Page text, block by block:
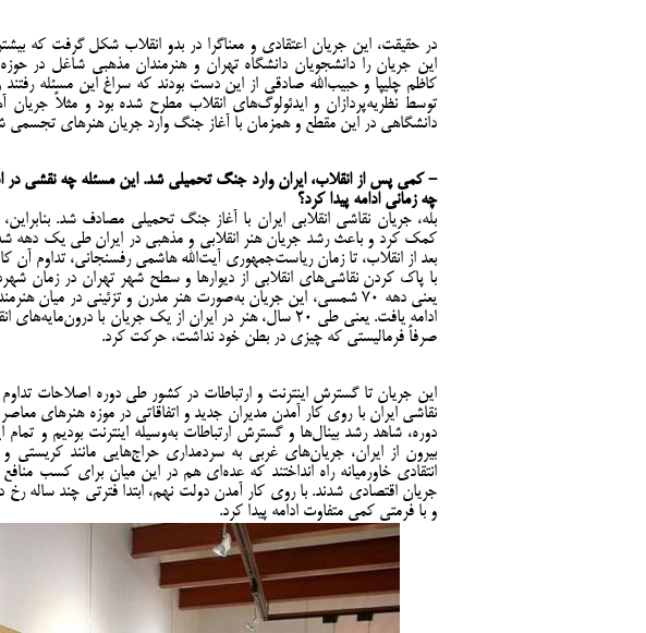
در حقیقت، این جریان اعتقادی و معناگرا در بدو انقلاب شکل گرفت که
این جریان را دانشجویان دانشگاه تهران و هنرمندان مذهبی شاغل در
کاظم چلیپا و حبیب‌الله صادقی از این دست بودند که سراغ این مسئله
توسط نظریه‌پردازان و ایدئولوگ‌های انقلاب مطرح شده بود و مثلاً جریان
دانشگاهی در این مقطع و همزمان با آغاز جنگ وارد جریان هنرهای تجسمی
- کمی پس از انقلاب، ایران وارد جنگ تحمیلی شد. این مسئله چه نقشی در
چه زمانی ادامه پیدا کرد؟
بله، جریان نقاشی انقلابی ایران با آغاز جنگ تحمیلی مصادف شد.
کمک کرد و باعث رشد جریان هنر انقلابی و مذهبی در ایران طی یک دهه
بعد از انقلاب، تا زمان ریاست‌جمهوری آیت‌الله هاشمی رفسنجانی، تداوم
با پاک کردن نقاشی‌های انقلابی از دیوارها و سطح شهر تهران در زمان
یعنی دهه ۷۰ شمسی، این جریان به‌صورت هنر مدرن و تزئینی در میان
ادامه یافت. یعنی طی ۲۰ سال، هنر در ایران از یک جریان با
صرفاً فرمالیستی که چیزی در بطن خود نداشت، حرکت کرد.
این جریان تا گسترش اینترنت و ارتباطات در کشور طی دوره اصلاحات
نقاشی ایران با روی کار آمدن مدیران جدید و اتفاقاتی در موزه هنرهای
دوره، شاهد رشد بینال‌ها و گسترش ارتباطات به‌وسیله اینترنت بودیم و
بیرون از ایران، جریان‌های غربی به سردمداری حراج‌هایی مانند کریستی و
انتقادی خاورمیانه راه انداختند که عده‌ای هم در این میان برای کسب
جریان اقتصادی شدند. با روی کار آمدن دولت نهم، ابتدا فترتی چند ساله
و با فرمتی کمی متفاوت ادامه پیدا کرد.